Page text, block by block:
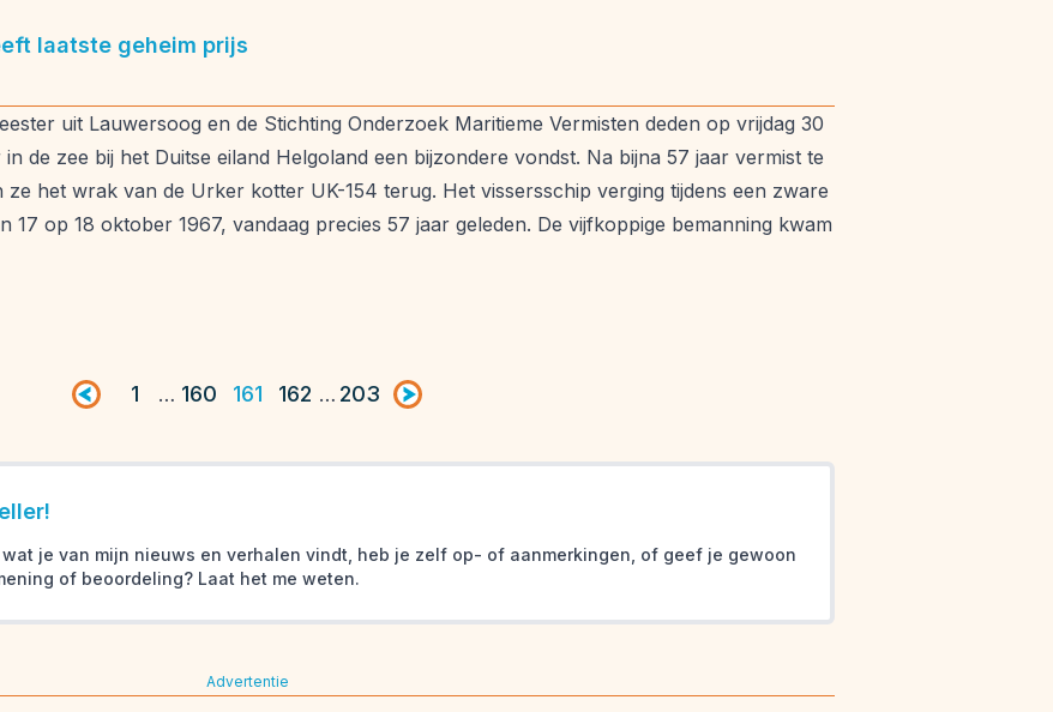
laatste geheim prijs
uit Lauwersoog en de Stichting Onderzoek Maritieme Vermisten deden op vrijdag 30
de zee bij het Duitse eiland Helgoland een bijzondere vondst. Na bijna 57 jaar vermist te
ze het wrak van de Urker kotter UK-154 terug. Het vissersschip verging tijdens een zware
17 op 18 oktober 1967, vandaag precies 57 jaar geleden. De vijfkoppige bemanning kwam
Vorige pagina
1 … 160 161 162 … 203 Volgende pagina
je van mijn nieuws en verhalen vindt, heb je zelf op- of aanmerkingen, of geef je gewoon
of beoordeling? Laat het me weten.
Advertentie